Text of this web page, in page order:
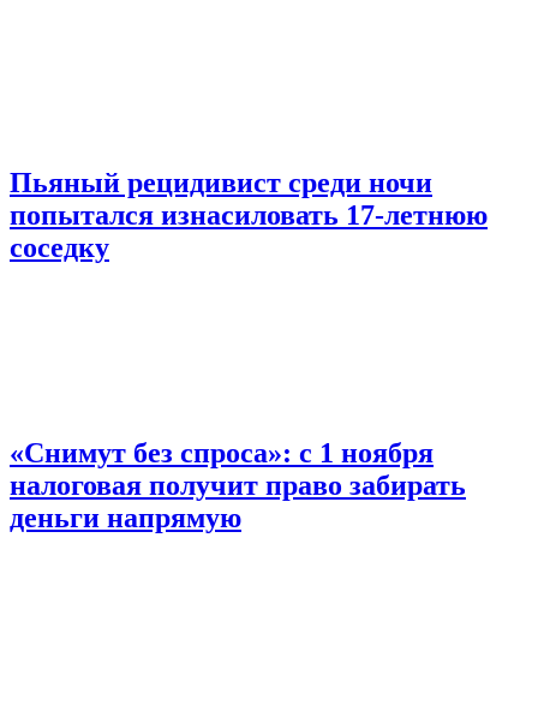
Пьяный рецидивист среди ночи
попытался изнасиловать 17-летнюю
соседку
«Снимут без спроса»: с 1 ноября
налоговая получит право забирать
деньги напрямую